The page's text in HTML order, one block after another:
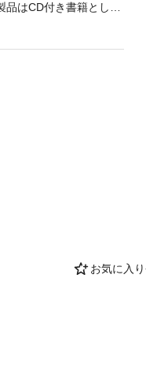
お気に入
はCD付き書籍として
んのでご注意くださ
れ1冊でスコアが確実